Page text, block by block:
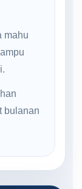
mahu
bulanan